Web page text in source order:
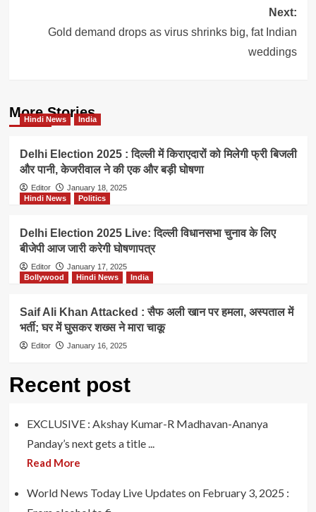
Next:
Gold demand drops as virus shrinks big, fat Indian
weddings
More Stories
Hindi News India
Delhi Election 2025 : दिल्ली में किराएदारों को मिलेगी फ्री बिजली
और पानी, केजरीवाल ने की एक और बड़ी घोषणा
Editor
January 18, 2025
Hindi News
Politics
Delhi Election 2025 Live: दिल्ली विधानसभा चुनाव के लिए
बीजेपी आज जारी करेगी घोषणापत्र
Editor
January 17, 2025
Bollywood
Hindi News India
Saif Ali Khan Attacked : सैफ अली खान पर हमला, अस्पताल में
भर्ती; घर में घुसकर शख्स ने मारा चाकू
Editor January 16, 2025
Recent post
EXCLUSIVE : Akshay Kumar-R Madhavan-Ananya
Panday’s next gets a title ...
Read More
World News Today Live Updates on February 3, 2025 :